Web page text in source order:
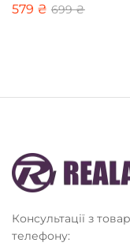
579 ₴ 699₴
Консультації з
телефону: